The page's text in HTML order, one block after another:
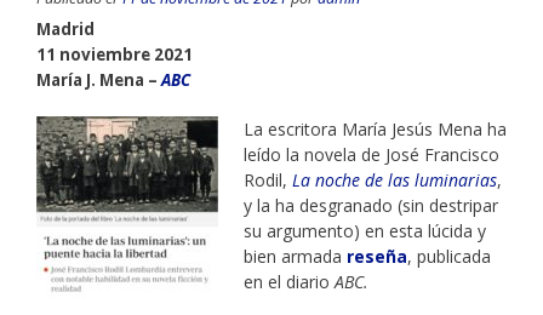
Madrid
11 noviembre 2021
María J. Mena –ABC
La escritora María Jesús Mena ha
leído la novela de José Francisco
Rodil, La noche de las luminarias,
y la ha desgranado (sin destripar
su argumento) en esta lúcida y
bien armada reseña, publicada
en el diarioABC.